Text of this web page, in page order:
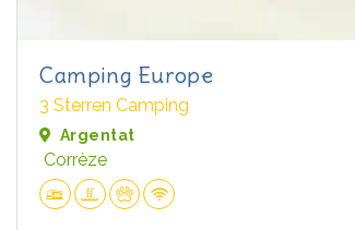
Camping Europe
3 Sterren Camping
Argentat
Corrèze